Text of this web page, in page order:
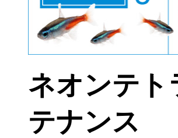
ネオンテト
テナンス